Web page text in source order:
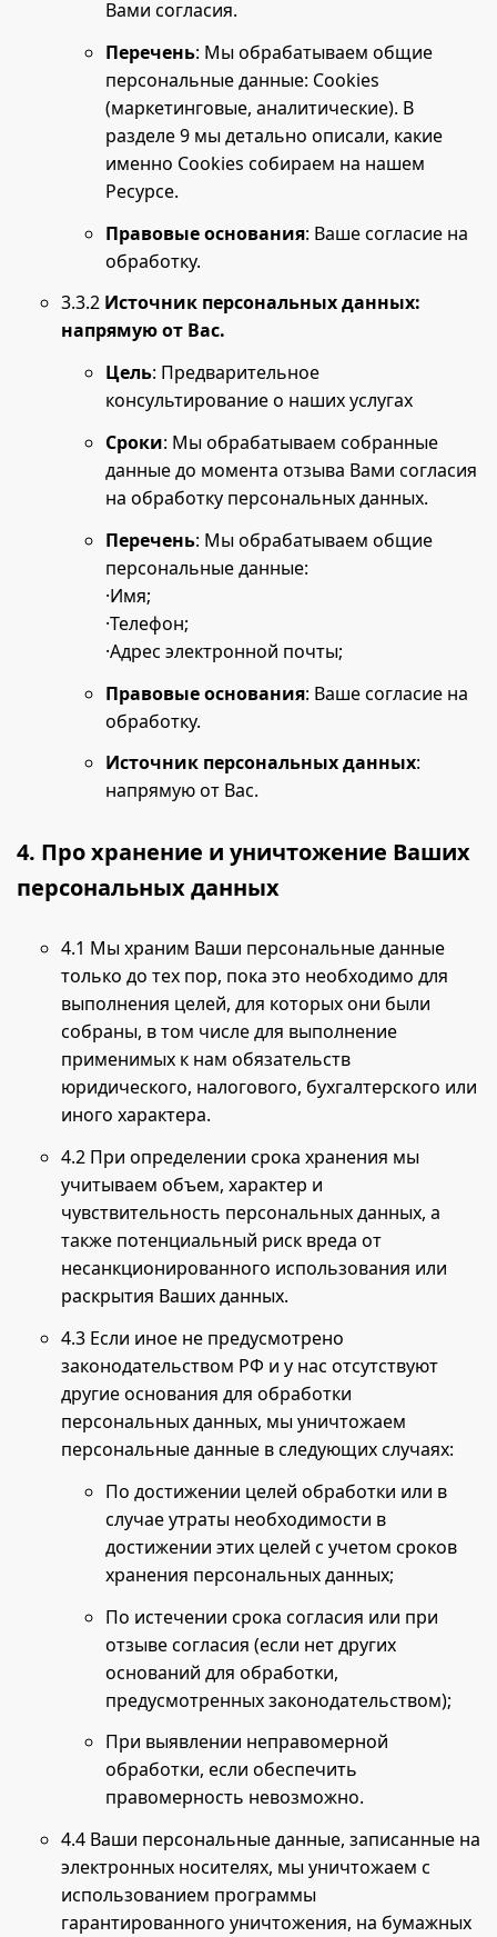
Вами согласия.
Перечень: Мы обрабатываем общие
персональные данные: Cookies
(маркетинговые, аналитические). В
разделе 9 мы детально описали, какие
именно Cookies собираем на нашем
Ресурсе.
Правовые основания: Ваше согласие на
обработку.
3.3.2 Источник персональных данных:
напрямую от Вас.
Цель: Предварительное
консультирование о наших услугах
Сроки: Мы обрабатываем собранные
данные до момента отзыва Вами согласия
на обработку персональных данных.
Перечень: Мы обрабатываем общие
персональные данные:
·Имя;
·Телефон;
·Адрес электронной почты;
Правовые основания: Ваше согласие на
обработку.
Источник персональных данных:
напрямую от Вас.
4. Про хранение и уничтожение Ваших
персональных данных
4.1 Мы храним Ваши персональные данные
только до тех пор, пока это необходимо для
выполнения целей, для которых они были
собраны, в том числе для выполнение
применимых к нам обязательств
юридического, налогового, бухгалтерского или
иного характера.
4.2 При определении срока хранения мы
учитываем объем, характер и
чувствительность персональных данных, а
также потенциальный риск вреда от
несанкционированного использования или
раскрытия Ваших данных.
4.3 Если иное не предусмотрено
законодательством РФ и у нас отсутствуют
другие основания для обработки
персональных данных, мы уничтожаем
персональные данные в следующих случаях:
По достижении целей обработки или в
случае утраты необходимости в
достижении этих целей с учетом сроков
хранения персональных данных;
По истечении срока согласия или при
отзыве согласия (если нет других
оснований для обработки,
предусмотренных законодательством);
При выявлении неправомерной
обработки, если обеспечить
правомерность невозможно.
4.4 Ваши персональные данные, записанные на
электронных носителях, мы уничтожаем с
использованием программы
гарантированного уничтожения, на бумажных